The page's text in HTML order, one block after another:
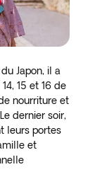
Japon, il a
15 et 16 de
nourriture et
dernier soir,
leurs portes
et